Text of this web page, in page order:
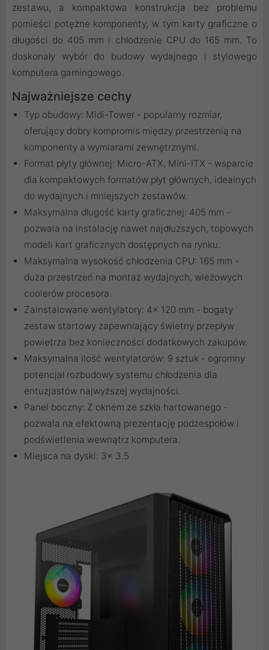
zestawu, a kompaktowa konstrukcja bez problemu
pomieści potężne komponenty, w tym karty graficzne o
długości do 405 mm i chłodzenie CPU do 165 mm. To
doskonały wybór do budowy wydajnego i stylowego
komputera gamingowego.
Najważniejsze cechy
Typ obudowy: Midi-Tower - popularny rozmiar,
oferujący dobry kompromis między przestrzenią na
komponenty a wymiarami zewnętrznymi.
Format płyty głównej: Micro-ATX, Mini-ITX - wsparcie
dla kompaktowych formatów płyt głównych, idealnych
do wydajnych i mniejszych zestawów.
Maksymalna długość karty graficznej: 405 mm -
pozwala na instalację nawet najdłuższych, topowych
modeli kart graficznych dostępnych na rynku.
Maksymalna wysokość chłodzenia CPU: 165 mm -
duża przestrzeń na montaż wydajnych, wieżowych
coolerów procesora.
Zainstalowane wentylatory: 4x 120 mm - bogaty
zestaw startowy zapewniający świetny przepływ
powietrza bez konieczności dodatkowych zakupów.
Maksymalna ilość wentylatorów: 9 sztuk - ogromny
potencjał rozbudowy systemu chłodzenia dla
entuzjastów najwyższej wydajności.
Panel boczny: Z oknem ze szkła hartowanego -
pozwala na efektowną prezentację podzespołów i
podświetlenia wewnątrz komputera.
Miejsca na dyski: 3x 3.5